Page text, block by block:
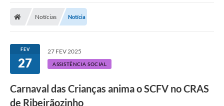
Notícias Notícia
FEV
27
27 FEV 2025
ASSISTÊNCIA SOCIAL
Carnaval das Crianças anima o SCFV no CRAS
de Ribeirãozinho